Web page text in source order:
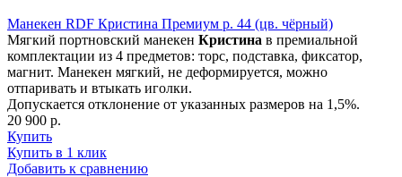
Манекен RDF Кристина Премиум р. 44 (цв. чёрный)
Мягкий портновский манекен Кристина в премиальной
комплектации из 4 предметов: торс, подставка, фиксатор,
магнит. Манекен мягкий, не деформируется, можно
отпаривать и втыкать иголки.
Допускается отклонение от указанных размеров на 1,5%.
20 900 р.
Купить
Купить в 1 клик
Добавить к сравнению